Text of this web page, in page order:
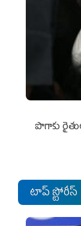
పొగాకు
టాప్ స్టోరీస్